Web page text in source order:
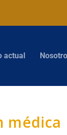
actual
médica